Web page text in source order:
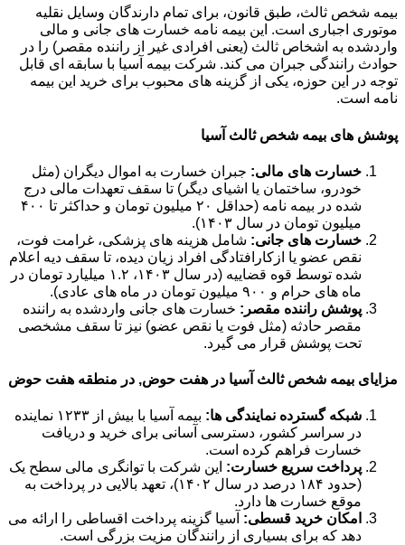
بیمه شخص ثالث، طبق قانون، برای تمام دارندگان وسایل نقلیه
موتوری اجباری است. این بیمه نامه خسارت های جانی و مالی
واردشده به اشخاص ثالث (یعنی افرادی غیر از راننده مقصر) را در
حوادث رانندگی جبران می کند. شرکت بیمه آسیا با سابقه ای قابل
توجه در این حوزه، یکی از گزینه های محبوب برای خرید این بیمه
نامه است.
پوشش های بیمه شخص ثالث آسیا
خسارت های مالی: جبران خسارت به اموال دیگران (مثل
خودرو، ساختمان یا اشیای دیگر) تا سقف تعهدات مالی درج
شده در بیمه نامه (حداقل ۲۰ میلیون تومان و حداکثر تا ۴۰۰
میلیون تومان در سال ۱۴۰۳).
خسارت های جانی: شامل هزینه های پزشکی، غرامت فوت،
نقص عضو یا ازکارافتادگی افراد زیان دیده، تا سقف دیه اعلام
شده توسط قوه قضاییه (در سال ۱۴۰۳، ۱.۲ میلیارد تومان در
ماه های حرام و ۹۰۰ میلیون تومان در ماه های عادی).
پوشش راننده مقصر: خسارت های جانی واردشده به راننده
مقصر حادثه (مثل فوت یا نقص عضو) نیز تا سقف مشخصی
تحت پوشش قرار می گیرد.
مزایای بیمه شخص ثالث آسیا در هفت حوض, در منطقه هفت حوض
شبکه گسترده نمایندگی ها:
بیمه آسیا با بیش از ۱۲۳۳ نماینده
در سراسر کشور، دسترسی آسانی برای خرید و دریافت
خسارت فراهم کرده است.
پرداخت سریع خسارت: این شرکت با توانگری مالی سطح یک
(حدود ۱۸۴ درصد در سال ۱۴۰۲)، تعهد بالایی در پرداخت به
موقع خسارت ها دارد.
امکان خرید قسطی: آسیا گزینه پرداخت اقساطی را ارائه می
دهد که برای بسیاری از رانندگان مزیت بزرگی است.